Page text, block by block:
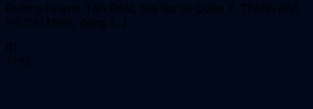
Đường Huỳnh Tấn Phát, tọa lạc tại Quận 7, Thành phố
Hồ Chí Minh, đóng [...]
01
Th12